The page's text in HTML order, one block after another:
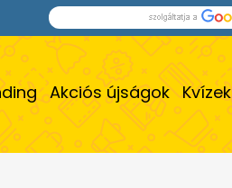
Akciós újságok Kvízek